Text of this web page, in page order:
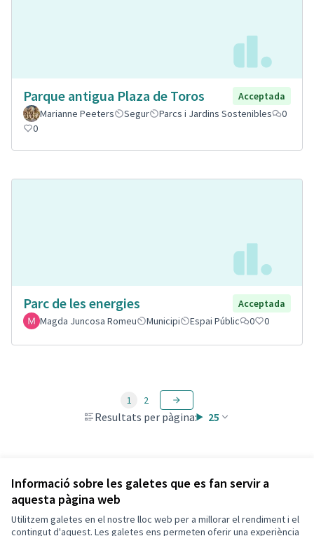
Informació sobre les galetes que es fan servir a
aquesta pàgina web
Utilitzem galetes en el nostre lloc web per a millorar el rendiment i el
contingut d'aquest. Les galetes ens permeten oferir una experiència
Parque antigua Plaza de Toros
Acceptada
Marianne Peeters
Segur Parcs i Jardins Sostenibles
0
0
Parc de les energies
Acceptada
Magda Juncosa Romeu
Municipi Espai Públic 0 0
Resultats per pàgina: 25
1 2
Veure totes les propostes retirades
Termes i condicions d'ús